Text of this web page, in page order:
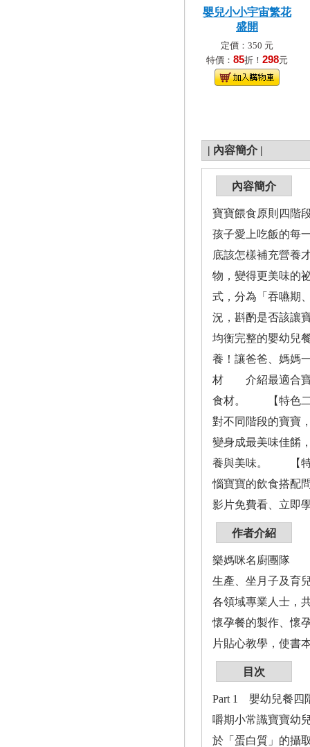
嬰兒小小宇宙繁花
盛開
定價：350 元
特價： 85折！ 298元
| 內容簡介 |
內容簡介
寶寶餵食原則四階
孩子愛上吃飯的每
底該怎樣補充營養
物，變得更美味的
式，分為「吞嚥期
況，斟酌是否該讓
均衡完整的嬰幼兒
養！讓爸爸、媽媽
材 介紹最適合寶
食材。 【特色二
對不同階段的寶
變身成最美味佳餚
養與美味。 【特
惱寶寶的飲食搭配
影片免費看、立即
作者介紹
樂媽咪名廚團隊
生產、坐月子及育
各領域專業人士，
懷孕餐的製作、懷
片貼心教學，使書
目次
Part 1 嬰幼兒餐四
嚼期小常識寶寶幼
於「蛋白質」的攝